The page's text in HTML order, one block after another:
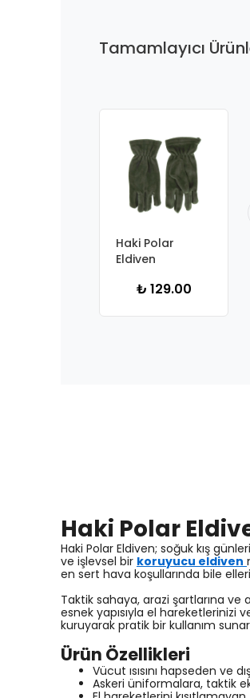
Tamamlayıcı
Haki Polar
Eldiven
₺ 129.00
Haki Polar
Haki Polar Eldiven; soğuk kış
ve işlevsel bir koruyucu eldiven
en sert hava koşullarında bile
Taktik sahaya, arazi şartlarına
esnek yapısıyla el hareketlerinizi
kuruyarak pratik bir kullanım
Ürün Özellikleri
Vücut ısısını hapseden ve
Askeri üniformalara, taktik